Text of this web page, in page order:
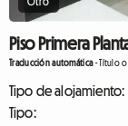
Piso Primera
Traducción automática-Título
Tipo de alojamiento:
Tipo: